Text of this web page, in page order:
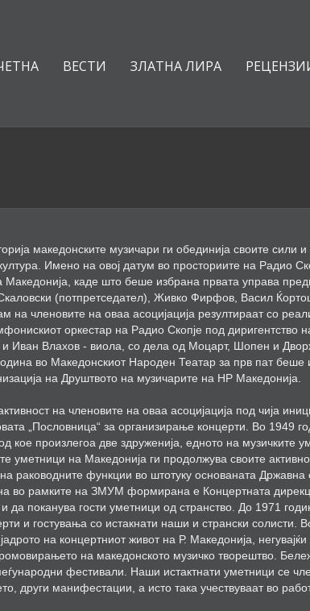
ВЕСТИ ЗЛАТНА ЛИРА
македонските музичари ги обединија своите сили
Имено на овој датум во просториите на Радио
Македонија, каде што беше избрана првата управа
(потпретседател), Живко Фирфов, Васил
на членовите на оваа асоцијација резултираат со
оркестар на Радио Скопје под
и Иван Влахов - виола, со дела од Моцарт, Шопен и
во Македонскиот Народен Театар за прв пат беше
на Друштвото на музичарите на НР Македонија.
на членовите на оваа асоцијација под чија
„Пословница“ за организирање концерти. Во 1949
кое произлегоа две здруженија, едното на музичките
уметници на Македонија ги продолжува своите
раководните функции во штотуку основаната
во рамките на ЗМУМ формирана е Концертната
да поканува гости уметници од странство. До 1971
и гостувања со истакнати наши и странски
на концертниот живот на Р. Македонија,
на македонското музичко творештво.
фестивали. Наши истактнати уметници се
други манифестации, а исто така учествуваат во